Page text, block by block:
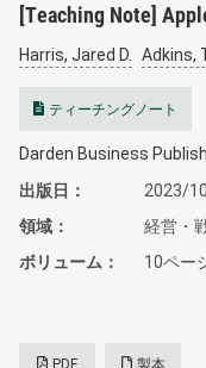
[Teaching Note]
Harris, Jared D. Adkins,
ティーチングノート
Darden Business
出版日
2023/10
領域
経営・
ボリューム
10ペー
PDF 製本